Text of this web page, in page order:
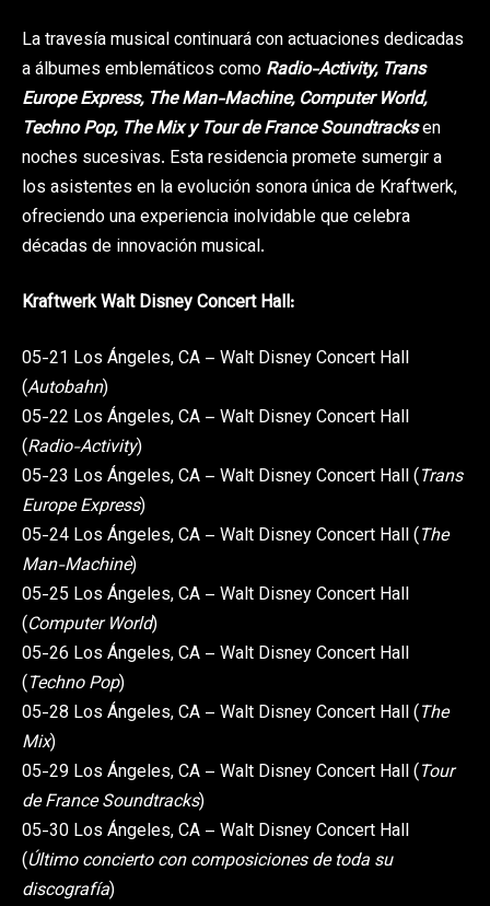
La travesía musical continuará con actuaciones dedicadas
a álbumes emblemáticos como Radio-Activity, Trans
Europe Express, The Man-Machine, Computer World,
Techno Pop, The Mix y Tour de France Soundtracksen
noches sucesivas. Esta residencia promete sumergir a
los asistentes en la evolución sonora única de Kraftwerk,
ofreciendo una experiencia inolvidable que celebra
décadas de innovación musical.
Kraftwerk Walt Disney Concert Hall:
05-21 Los Ángeles, CA – Walt Disney Concert Hall
(Autobahn)
05-22 Los Ángeles, CA – Walt Disney Concert Hall
(Radio-Activity)
05-23 Los Ángeles, CA – Walt Disney Concert Hall (Trans
Europe Express)
05-24 Los Ángeles, CA – Walt Disney Concert Hall (The
Man-Machine)
05-25 Los Ángeles, CA – Walt Disney Concert Hall
(Computer World)
05-26 Los Ángeles, CA – Walt Disney Concert Hall
(Techno Pop)
05-28 Los Ángeles, CA – Walt Disney Concert Hall (The
Mix)
05-29 Los Ángeles, CA – Walt Disney Concert Hall (Tour
de France Soundtracks)
05-30 Los Ángeles, CA – Walt Disney Concert Hall
(Último concierto con composiciones de toda su
discografía)